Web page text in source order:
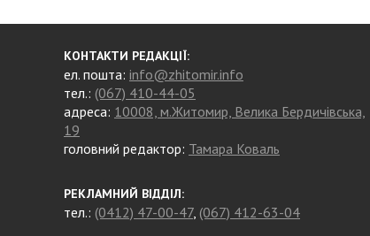
КОНТАКТИ РЕДАКЦІЇ:
ел. пошта: info@zhitomir.info
тел.: (067) 410-44-05
адреса: 10008, м.Житомир, Велика Бердичівська,
19
головний редактор: Тамара Коваль
РЕКЛАМНИЙ ВІДДІЛ:
тел.: (0412) 47-00-47, (067) 412-63-04